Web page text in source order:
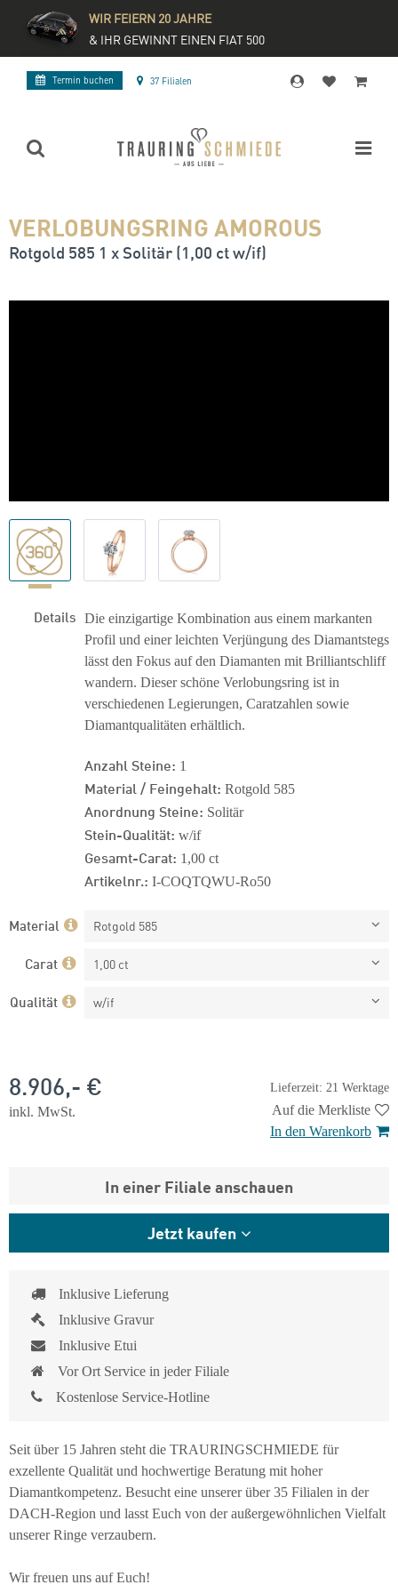
WIR FEIERN 20 JAHRE
& IHR GEWINNT EINEN FIAT 500
Termin buchen 37 Filialen
VERLOBUNGSRING AMOROUS
Rotgold 585 1 x Solitär (1,00 ct w/if)
Details Die einzigartige Kombination aus einem markanten
Profil und einer leichten Verjüngung des Diamantstegs
lässt den Fokus auf den Diamanten mit Brilliantschliff
wandern. Dieser schöne Verlobungsring ist in
verschiedenen Legierungen, Caratzahlen sowie
Diamantqualitäten erhältlich.
Anzahl Steine: 1
Material / Feingehalt: Rotgold 585
Anordnung Steine: Solitär
Stein-Qualität: w/if
Gesamt-Carat: 1,00 ct
Artikelnr.: I-COQTQWU-Ro50
Material Rotgold 585
Carat 1,00 ct
Qualität w/if
Lieferzeit: 21 Werktage
8.906,- €
inkl. MwSt.
Auf die Merkliste
In den Warenkorb
In einer Filiale anschauen
Jetzt kaufen
Inklusive Lieferung
Inklusive Gravur
Inklusive Etui
Vor Ort Service in jeder Filiale
Kostenlose Service-Hotline
Seit über 15 Jahren steht die TRAURINGSCHMIEDE für
exzellente Qualität und hochwertige Beratung mit hoher
Diamantkompetenz. Besucht eine unserer über 35 Filialen in der
DACH-Region und lasst Euch von der außergewöhnlichen Vielfalt
unserer Ringe verzaubern.
Wir freuen uns auf Euch!